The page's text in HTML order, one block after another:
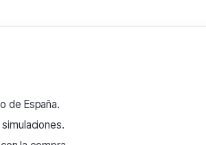
de España.